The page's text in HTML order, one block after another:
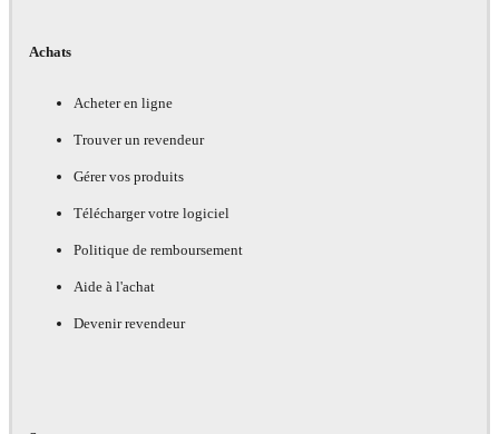
Achats
Acheter en ligne
Trouver un revendeur
Gérer vos produits
Télécharger votre logiciel
Politique de remboursement
Aide à l'achat
Devenir revendeur